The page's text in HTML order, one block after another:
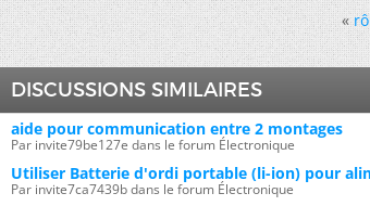
«
DISCUSSIONS SIMILAIRES
aide pour communication entre 2 montages
Par invite79be127e dans le forum Électronique
Utiliser Batterie d'ordi portable (li-ion) pour
Par invite7ca7439b dans le forum Électronique